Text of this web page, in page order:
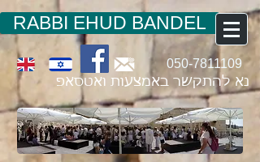
RABBI EHUD BANDEL
050-7811109
נא להתקשר באמצעות ואטסאפ